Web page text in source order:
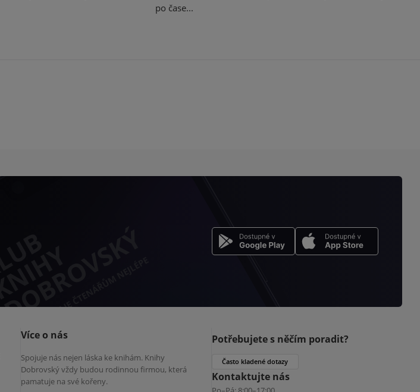
po čase...
Více o nás
Spojuje nás nejen láska ke knihám. Knihy
Dobrovský vždy budou rodinnou firmou, která
pamatuje na své kořeny.
Potřebujete s něčím poradit?
Často kladené dotazy
Kontaktujte nás